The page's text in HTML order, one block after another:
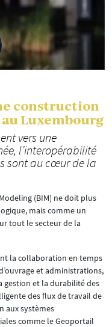
construction
Luxembourg
vers une
l’interopérabilité
sont au cœur de la
(BIM) ne doit plus
mais comme un
tout le secteur de la
la collaboration en temps
et administrations,
gestion et la durabilité des
des flux de travail de
aux systèmes
comme le Geoportail